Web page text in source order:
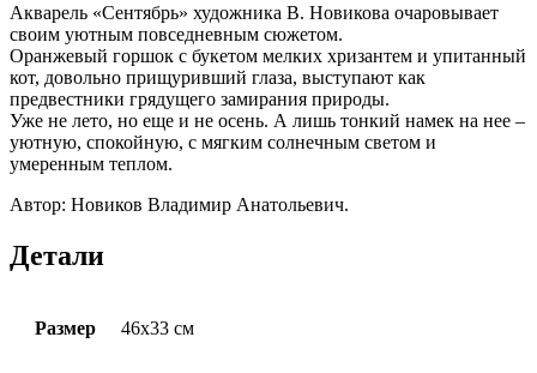
Акварель «Сентябрь» художника В. Новикова очаровывает
своим уютным повседневным сюжетом.
Оранжевый горшок с букетом мелких хризантем и упитанный
кот, довольно прищуривший глаза, выступают как
предвестники грядущего замирания природы.
Уже не лето, но еще и не осень. А лишь тонкий намек на нее –
уютную, спокойную, с мягким солнечным светом и
умеренным теплом.
Автор: Новиков Владимир Анатольевич.
Детали
Размер 46х33 см